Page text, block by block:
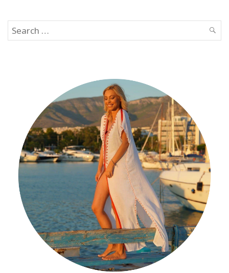
Search
for: